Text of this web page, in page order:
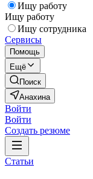
Ищу работу
Ищу работу
Ищу сотрудника
Сервисы
Помощь
Ещё
Поиск
Анахина
Войти
Войти
Создать резюме
Статьи